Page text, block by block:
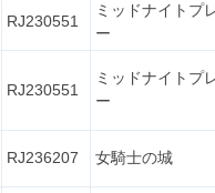
RJ230551
ミッドナイトプ
ー
RJ230551
ミッドナイトプ
ー
RJ236207 女騎士の城